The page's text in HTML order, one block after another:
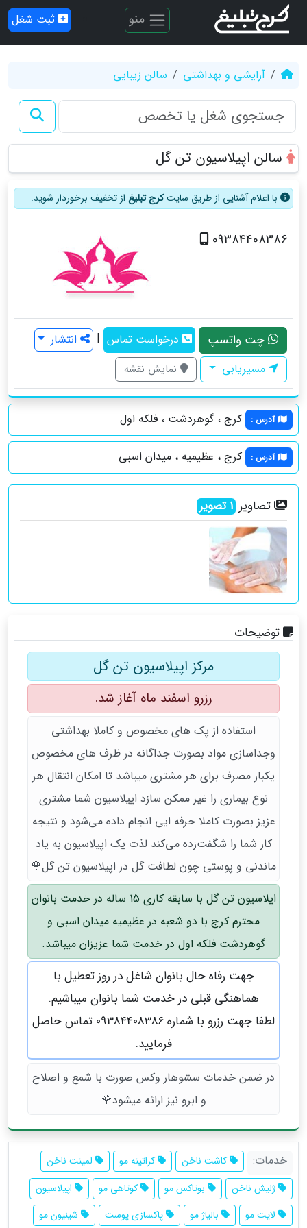
منو ثبت شغل
آرایشی و بهداشتی سالن زیبایی
سالن اپیلاسیون تن گل
با اعلام آشنایی از طریق سایتکرج تبلیغ از تخفیف برخوردار شوید.
09384408386
چت واتسپ درخواست تماس |
انتشار
مسیریابی
نمایش نقشه
آدرس : کرج ، گوهردشت ، فلکه اول
آدرس : کرج ، عظیمیه ، میدان اسبی
تصاویر 1تصویر
توضیحات
مرکز اپیلاسیون تن گل
رزرو اسفند ماه آغاز شد.
استفاده از پک های مخصوص و کاملا بهداشتی
وجداسازی مواد بصورت جداگانه در ظرف های مخصوص
یکبار مصرف برای هر مشتری میباشد تا امکان انتقال هر
نوع بیماری را غیر ممکن سازد اپیلاسیون شما مشتری
عزیز بصورت کاملا حرفه ایی انجام داده می‌شود و نتیجه
کار شما را شگفت‌زده می‌کند لذت یک اپیلاسیون به یاد
ماندنی و پوستی چون لطافت گل در اپیلاسیون تن گل🌹
اپلاسیون تن گل با سابقه کاری 15 ساله در خدمت بانوان
محترم کرج با دو شعبه در عظیمیه میدان اسبی و
گوهردشت فلکه اول در خدمت شما عزیزان میباشد.
جهت رفاه حال بانوان شاغل در روز تعطیل با
هماهنگی قبلی در خدمت شما بانوان میباشیم.
لطفا جهت رزرو با شماره 09384408386 تماس حاصل
فرمایید.
در ضمن خدمات سشوهار وکس صورت با شمع و اصلاح
و ابرو نیز ارائه میشود🌹
خدمات: کاشت ناخن کراتینه مو
لمینت ناخن
ژلیش ناخن
بوتاکس مو کوتاهی مو
اپیلاسیون
لایت مو
بالیاژ مو پاکسازی پوست شینیون مو